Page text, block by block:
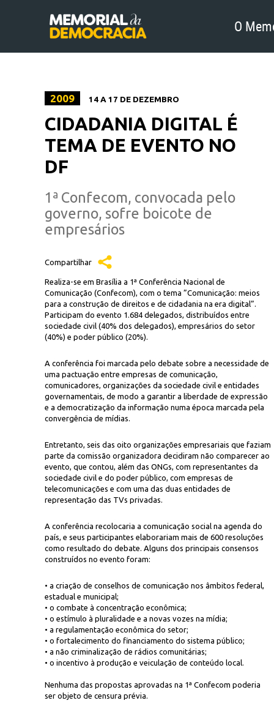
O
2009 14 A 17 DE DEZEMBRO
CIDADANIA DIGITAL É
TEMA DE EVENTO NO
DF
1ª Confecom, convocada pelo
governo, sofre boicote de
empresários
Compartilhar
Realiza-se em Brasília a 1ª Conferência Nacional de
Comunicação (Confecom), com o tema ”Comunicação: meios
para a construção de direitos e de cidadania na era digital”.
Participam do evento 1.684 delegados, distribuídos entre
sociedade civil (40% dos delegados), empresários do setor
(40%) e poder público (20%).
A conferência foi marcada pelo debate sobre a necessidade de
uma pactuação entre empresas de comunicação,
comunicadores, organizações da sociedade civil e entidades
governamentais, de modo a garantir a liberdade de expressão
e a democratização da informação numa época marcada pela
convergência de mídias.
Entretanto, seis das oito organizações empresariais que faziam
parte da comissão organizadora decidiram não comparecer ao
evento, que contou, além das ONGs, com representantes da
sociedade civil e do poder público, com empresas de
telecomunicações e com uma das duas entidades de
representação das TVs privadas.
A conferência recolocaria a comunicação social na agenda do
país, e seus participantes elaborariam mais de 600 resoluções
como resultado do debate. Alguns dos principais consensos
construídos no evento foram:
• a criação de conselhos de comunicação nos âmbitos federal,
estadual e municipal;
• o combate à concentração econômica;
• o estímulo à pluralidade e a novas vozes na mídia;
• a regulamentação econômica do setor;
• o fortalecimento do financiamento do sistema público;
• a não criminalização de rádios comunitárias;
• o incentivo à produção e veiculação de conteúdo local.
Nenhuma das propostas aprovadas na 1ª Confecom poderia
ser objeto de censura prévia.
democratização dos meios de comunicação